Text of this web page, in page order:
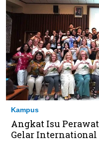
Kampus
Angkat Isu
Gelar International